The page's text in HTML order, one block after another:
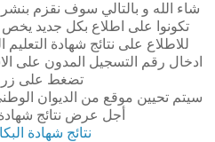
شاء الله و بالتالي سوف نقزم
تكونوا على اطلاع بكل جديد يخص
ادخال رقم التسجيل المدون على
تضغط على زر
سيتم تحيين موقع من الديوان
أجل عرض نتائج شهادة
نتائج شهادة